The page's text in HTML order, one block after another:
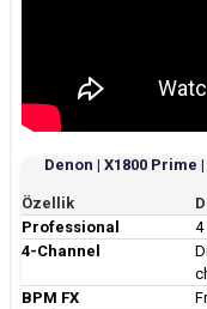
Denon | X1800
Özellik
Professional
4
4-Channel
BPM FX